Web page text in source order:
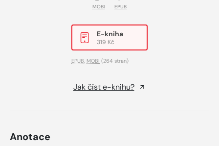
MOBI EPUB
E-kniha
319 Kč
EPUB, MOBI (264 stran)
Jak číst e-knihu?
Anotace